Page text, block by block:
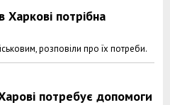
потрібна
розповіли про їх потреби.
потребує допомоги